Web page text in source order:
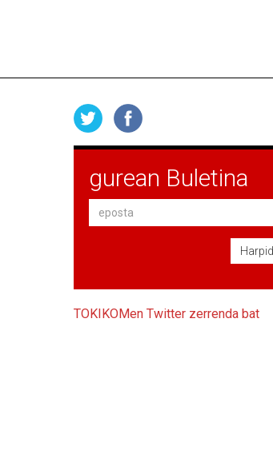
gurean Buletina
TOKIKOMen Twitter zerrenda bat